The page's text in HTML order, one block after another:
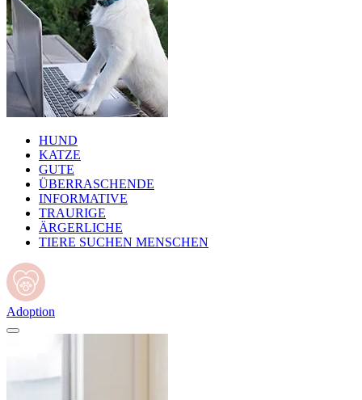
HUND
KATZE
GUTE
ÜBERRASCHENDE
INFORMATIVE
TRAURIGE
ÄRGERLICHE
TIERE SUCHEN MENSCHEN
Adoption